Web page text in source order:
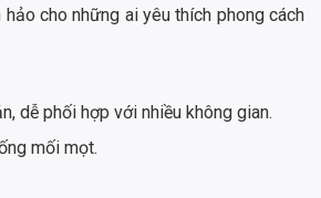
cho những ai yêu thích phong cách
dễ phối hợp với nhiều không gian.
mối mọt.